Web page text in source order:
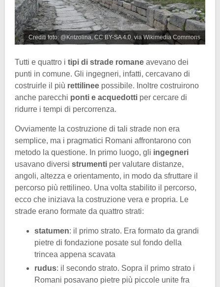
Crediti foto: @Kritzolina, CC BY-SA 4.0, via Wikimedia Commons
Tutti e quattro i tipi di strade romane avevano dei
punti in comune. Gli ingegneri, infatti, cercavano di
costruirle il più rettilinee possibile. Inoltre costruirono
anche parecchi ponti e acquedotti per cercare di
ridurre i tempi di percorrenza.
Ovviamente la costruzione di tali strade non era
semplice, ma i pragmatici Romani affrontarono con
metodo la questione. In primo luogo, gli ingegneri
usavano diversi strumenti per valutare distanze,
angoli, altezza e orientamento, in modo da sfruttare il
percorso più rettilineo. Una volta stabilito il percorso,
ecco che iniziava la costruzione vera e propria. Le
strade erano formate da quattro strati:
statumen: il primo strato. Era formato da grandi
pietre di fondazione posate sul fondo della
trincea appena scavata
rudus: il secondo strato. Sopra il primo strato i
Romani posavano pietre più piccole unite fra